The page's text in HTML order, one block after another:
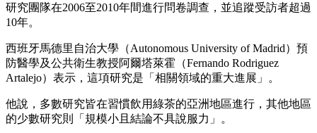
研究團隊在2006至2010年間進行問卷調查，並追蹤受訪者超過
10年。
西班牙馬德里自治大學（Autonomous University of Madrid）預
防醫學及公共衛生教授阿爾塔萊霍（Fernando Rodriguez
Artalejo）表示，這項研究是「相關領域的重大進展」。
他說，多數研究皆在習慣飲用綠茶的亞洲地區進行，其他地區
的少數研究則「規模小且結論不具說服力」。